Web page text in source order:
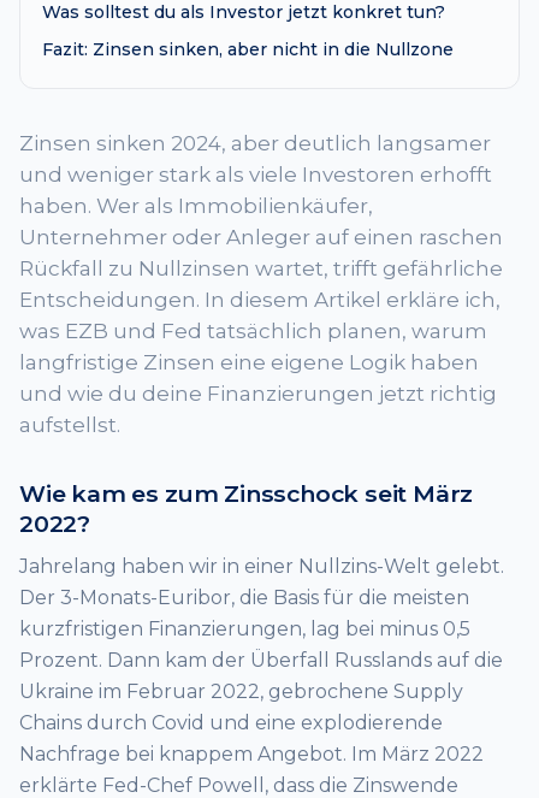
Was solltest du als Investor jetzt konkret tun?
Fazit: Zinsen sinken, aber nicht in die Nullzone
Zinsen sinken 2024, aber deutlich langsamer
und weniger stark als viele Investoren erhofft
haben. Wer als Immobilienkäufer,
Unternehmer oder Anleger auf einen raschen
Rückfall zu Nullzinsen wartet, trifft gefährliche
Entscheidungen. In diesem Artikel erkläre ich,
was EZB und Fed tatsächlich planen, warum
langfristige Zinsen eine eigene Logik haben
und wie du deine Finanzierungen jetzt richtig
aufstellst.
Wie kam es zum Zinsschock seit März
2022?
Jahrelang haben wir in einer Nullzins-Welt gelebt.
Der 3-Monats-Euribor, die Basis für die meisten
kurzfristigen Finanzierungen, lag bei minus 0,5
Prozent. Dann kam der Überfall Russlands auf die
Ukraine im Februar 2022, gebrochene Supply
Chains durch Covid und eine explodierende
Nachfrage bei knappem Angebot. Im März 2022
erklärte Fed-Chef Powell, dass die Zinswende